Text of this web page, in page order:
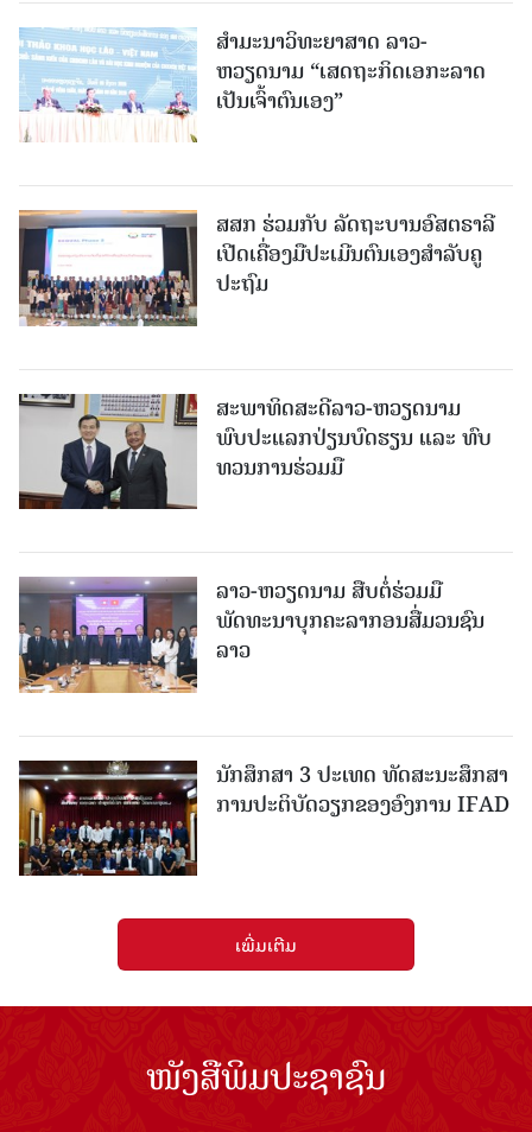
ສຳມະນາວິທະຍາສາດ ລາວ-
ຫວຽດນາມ “ເສດຖະກິດເອກະລາດ
ເປັນເຈົ້າຕົນເອງ”
ສສກ ຮ່ວມກັບ ລັດຖະບານອົສຕຣາລີ
ເປີດເຄື່ອງມືປະເມີນຕົນເອງສຳລັບຄູ
ປະຖົມ
ສະພາທິດສະດີລາວ-ຫວຽດນາມ
ພົບປະແລກປ່ຽນບົດຮຽນ ແລະ ທົບ
ທວນການຮ່ວມມື
ລາວ-ຫວຽດ​ນາມ ສືບ​ຕໍ່​ຮ່ວມ​ມື
ພັດທະນາບຸກຄະລາກອນສື່ມວນຊົນ
ລາວ
ນັກສຶກສາ 3 ປະເທດ ທັດ​ສະ​ນະ​ສຶກ​ສາ
ການປະຕິບັດວຽກຂອງອົງການ IFAD
ເພີ່ມເຕີມ
ໜັງສືພິມປະຊາຊົນ